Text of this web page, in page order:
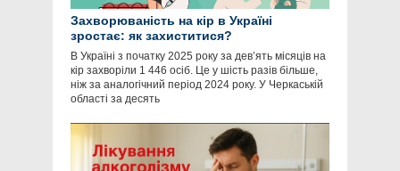
Захворюваність на кір в Україні
зростає: як захиститися?
В Україні з початку 2025 року за дев’ять місяців на
кір захворіли 1 446 осіб. Це у шість разів більше,
ніж за аналогічний період 2024 року. У Черкаській
області за десять